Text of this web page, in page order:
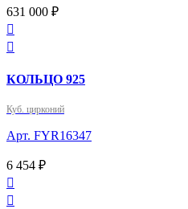
631 000 ₽


КОЛЬЦО 925
Куб. цирконий
Арт. FYR16347
6 454 ₽

